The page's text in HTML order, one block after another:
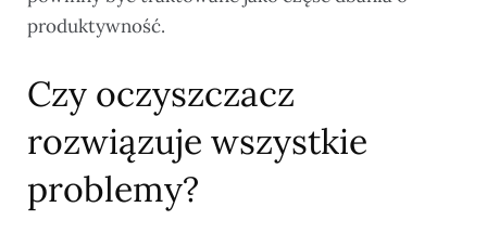
produktywność.
Czy oczyszczacz
rozwiązuje wszystkie
problemy?